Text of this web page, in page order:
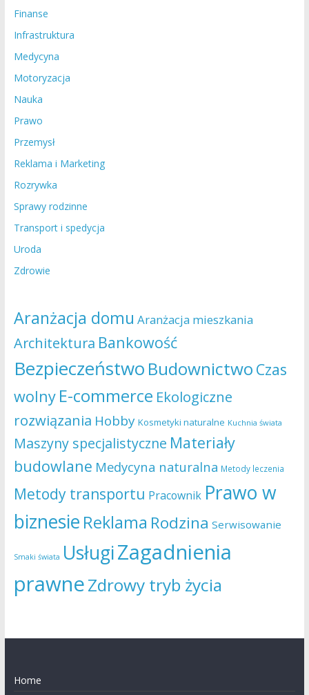
Finanse
Infrastruktura
Medycyna
Motoryzacja
Nauka
Prawo
Przemysł
Reklama i Marketing
Rozrywka
Sprawy rodzinne
Transport i spedycja
Uroda
Zdrowie
Aranżacja domu Aranżacja mieszkania
Architektura Bankowość
Bezpieczeństwo Budownictwo Czas
wolny E-commerce Ekologiczne
rozwiązania Hobby Kosmetyki naturalne Kuchnia świata
Maszyny specjalistyczne Materiały
budowlane Medycyna naturalna Metody leczenia
Metody transportu Pracownik Prawo w
biznesie Reklama Rodzina Serwisowanie
Smaki świata UsługiZagadnienia
prawneZdrowy tryb życia
Home